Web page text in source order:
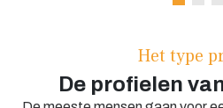
scharnierdeur goed geluidsdicht
rekening mee bij het plaatsen van
Het type
De profielen